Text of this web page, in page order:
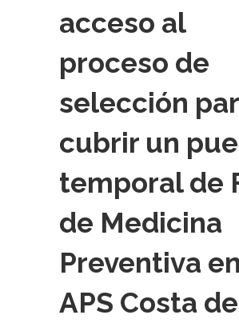
acceso al
proceso de
selección
cubrir un
temporal de
de Medicina
Preventiva en
APS Costa